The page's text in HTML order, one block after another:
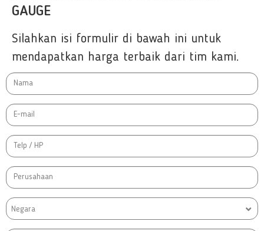
GAUGE
Silahkan isi formulir di bawah ini untuk
mendapatkan harga terbaik dari tim kami.
Negara